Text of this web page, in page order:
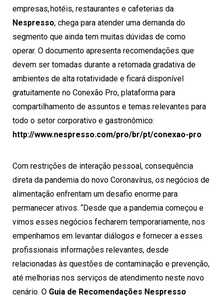
empresas, hotéis, restaurantes e cafeterias da
Nespresso, chega para atender uma demanda do
segmento que ainda tem muitas dúvidas de como
operar. O documento apresenta recomendações que
devem ser tomadas durante a retomada gradativa de
ambientes de alta rotatividade e ficará disponível
gratuitamente no Conexão Pro, plataforma para
compartilhamento de assuntos e temas relevantes para
todo o setor corporativo e gastronômico:
http://www.nespresso.com/pro/br/pt/conexao-pro
Com restrições de interação pessoal, consequência
direta da pandemia do novo Coronavírus, os negócios de
alimentação enfrentam um desafio enorme para
permanecer ativos. “Desde que a pandemia começou e
vimos esses negócios fecharem temporariamente, nos
empenhamos em levantar diálogos e fornecer a esses
profissionais informações relevantes, desde
relacionadas às questões de contaminação e prevenção,
até melhorias nos serviços de atendimento neste novo
cenário. O Guia de Recomendações Nespresso